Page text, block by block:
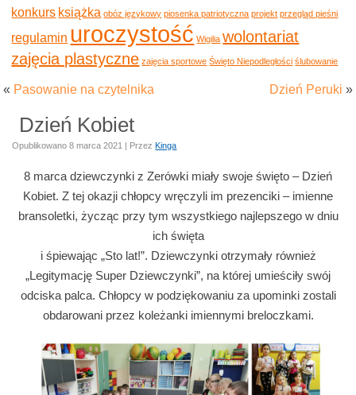
konkurs książka obóz językowy piosenka patriotyczna projekt przegląd pieśni
regulamin uroczystość Wigilia wolontariat
zajęcia plastyczne zajęcia sportowe Święto Niepodległości ślubowanie
« Pasowanie na czytelnika Dzień Peruki »
Dzień Kobiet
Opublikowano 8 marca 2021 | Przez Kinga
8 marca dziewczynki z Zerówki miały swoje święto – Dzień
Kobiet. Z tej okazji chłopcy wręczyli im prezenciki – imienne
bransoletki, życząc przy tym wszystkiego najlepszego w dniu
ich święta
i śpiewając „Sto lat!”. Dziewczynki otrzymały również
„Legitymację Super Dziewczynki”, na której umieściły swój
odciska palca. Chłopcy w podziękowaniu za upominki zostali
obdarowani przez koleżanki imiennymi breloczkami.